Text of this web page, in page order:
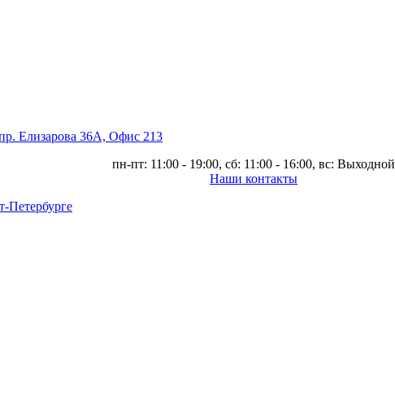
Елизарова 36А, Офис 213
пн-пт: 11:00 - 19:00, сб: 11:00 - 16:00, вс: Выходной
Наши контакты